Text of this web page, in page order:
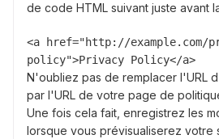
de code HTML suivant juste avant
<a href="http://example.com/
policy">Privacy Policy</a>
N'oubliez pas de remplacer l'URL
par l'URL de votre page de
Une fois cela fait, enregistrez les
lorsque vous prévisualiserez votre